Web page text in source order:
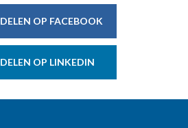
DELEN OP FACEBOOK
DELEN OP LINKEDIN